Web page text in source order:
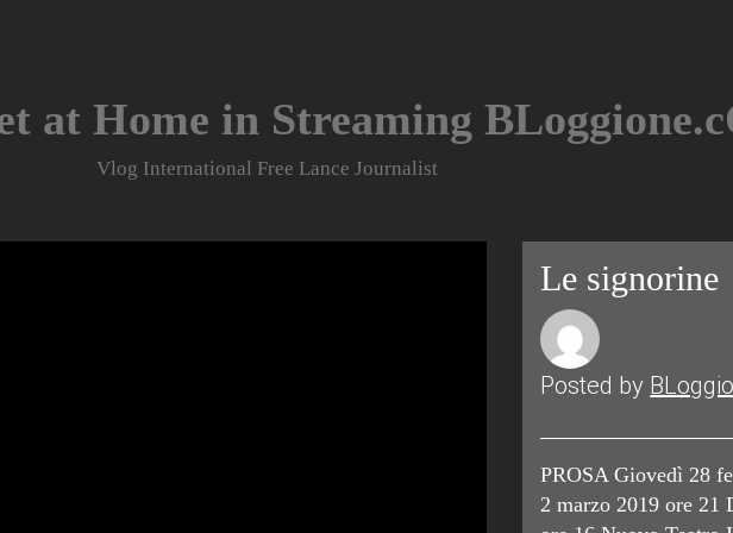
at Home in Streaming
Vlog International Free Lance Journalist
Le signorine
Posted by
PROSA Giovedì 28
2 marzo 2019 ore 21